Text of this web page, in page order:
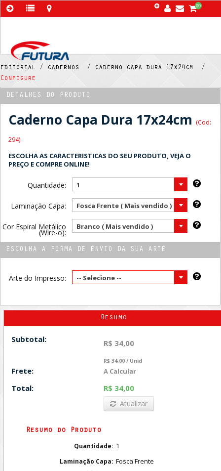
00
editorial / cadernos /
caderno capa dura 17x24cm /
Configure
DETALHES DO PRODUTO
Caderno Capa Dura 17x24cm (Cod:
294)
ESCOLHA AS CARACTERISTICAS DO SEU PRODUTO, VEJA O
PREÇO E COMPRE ONLINE!
Quantidade: 1
Laminação Capa: Fosca Frente ( Mais vendido )
Cor Espiral Metálico
(Wire-o):
Branco ( Mais vendido )
ESCOLHA A FORMA DE ENVIO DA SUA ARTE
Arte do Impresso: -- Selecione --
Resumo
Subtotal: R$ 34,00
R$ 34,00 / Unid
Frete: A Calcular
Total: R$ 34,00
Atualizar
Resumo do Produto
Quantidade: 1
Laminação Capa: Fosca Frente